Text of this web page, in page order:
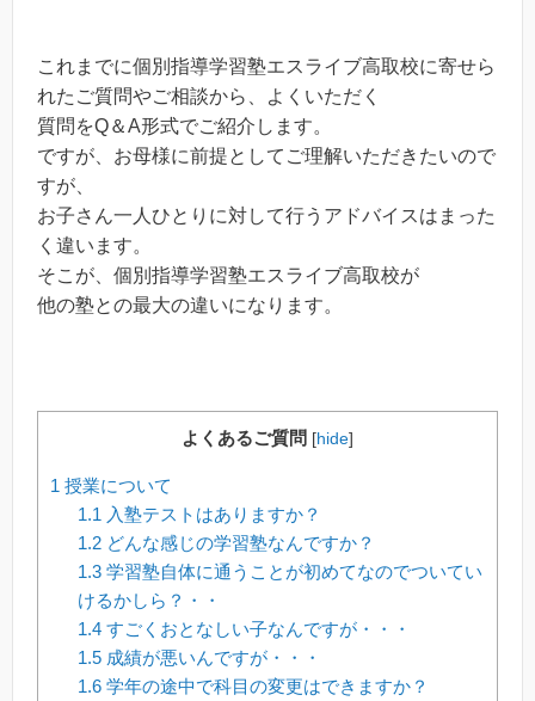
これまでに個別指導学習塾エスライブ高取校に寄せら
れたご質問やご相談から、よくいただく
質問をQ＆A形式でご紹介します。
ですが、お母様に前提としてご理解いただきたいので
すが、
お子さん一人ひとりに対して行うアドバイスはまった
く違います。
そこが、個別指導学習塾エスライブ高取校が
他の塾との最大の違いになります。
よくあるご質問 [hide]
1 授業について
1.1 入塾テストはありますか？
1.2どんな感じの学習塾なんですか？
1.3学習塾自体に通うことが初めてなのでついてい
けるかしら？・・
1.4すごくおとなしい子なんですが・・・
1.5成績が悪いんですが・・・
1.6学年の途中で科目の変更はできますか？